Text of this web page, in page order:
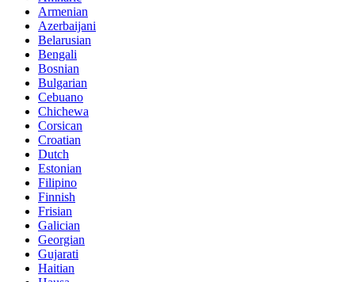
Armenian
Azerbaijani
Belarusian
Bengali
Bosnian
Bulgarian
Cebuano
Chichewa
Corsican
Croatian
Dutch
Estonian
Filipino
Finnish
Frisian
Galician
Georgian
Gujarati
Haitian